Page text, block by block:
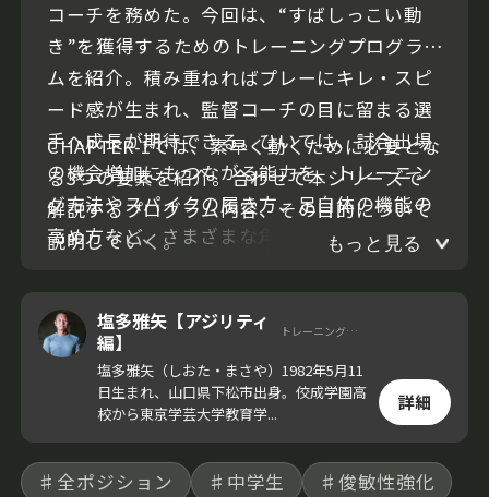
コーチを務めた。今回は、“すばしっこい動
き”を獲得するためのトレーニングプログラ
ムを紹介。積み重ねればプレーにキレ・スピ
ード感が生まれ、監督コーチの目に留まる選
手へ成長が期待できる。ひいては、試合出場
の機会増加にもつながる能力を、トレーニン
グ方法やスパイクの履き方、足自体の機能の
高め方など、さまざまな角度から養ってい
CHAPTER-1では、素早く動くために必要とな
る3つの要素を紹介。合わせて本シリーズで
解説するプログラム内容、その目的について
説明していく。
もっと見る
塩多雅矢【アジリティ
編】
トレーニングコーチ
塩多雅矢（しおた・まさや）1982年5月11
日生まれ、山口県下松市出身。佼成学園高
校から東京学芸大学教育学...
詳細
♯全ポジション ♯中学生
♯俊敏性強化